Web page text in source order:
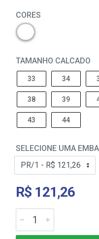
CORES
TAMANHO CALCADO
33 34
38 39
43 44
SELECIONE UMA
R$ 121,26